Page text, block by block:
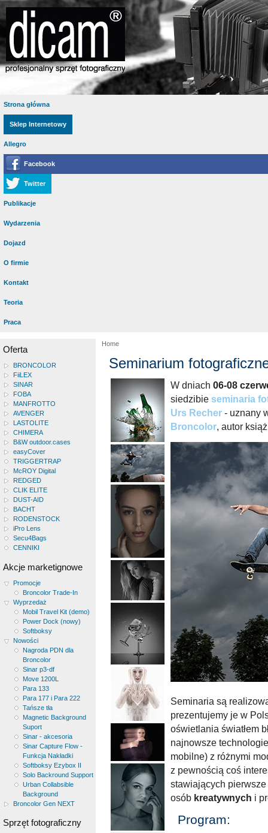
Strona główna
Sklep Internetowy
Allegro
Facebook
Twitter
Publikacje
Wydarzenia
Dojazd
O firmie
Kontakt
Teoria
Praca
Oferta
BRONCOLOR
FiiLEX
SINAR
FOBA
MANFROTTO
AVENGER
LASTOLITE
CHIMERA
B&W outdoor.cases
easyCover
TRIGGERTRAP
McROY Digital
REDGED
CLIK ELITE
DUST-AID
BACHT
RODENSTOCK
iPro Lens
Secu4Bags
CENNIKI
Akcje marketignowe
Promocje
Broncolor Trade-In
Wyprzedaż
Mobil Travel Kit (demo)
Power Dock (nowy)
Softboksy
Nowości
Nagroda PDN dla
Broncolor
Sinar p3-df
Move 1200L
Para 133
Para 177 i Para 222
Tańsze tła
Magnetic Background
Suport
Sinar - akcesoria
Sinar Capture Flow -
Funkcja Nakładki
Softboksy Ezybox II
Solo Backround Support
Urban Collabsible
Background
Broncolor Gen NEXT
Sprzęt fotograficzny
Home
Seminarium
W dniach 06-08
siedzibie seminaria
Urs Recher - uznany
Broncolor, autor
Seminaria są
prezentujemy je w
oświetlania światłem
najnowsze
mobilne) z różnymi
z pewnością coś
stawiających
osób kreatywnych i
Program: